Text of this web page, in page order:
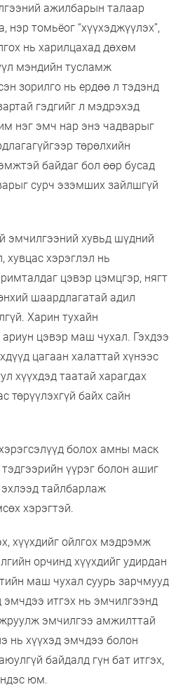
ажилбарын талаар
нэр томьёог “хүүхэджүүлэх”,
нь харилцахад дөхөм
мэндийн тусламж
зорилго нь ердөө л тэдэнд
гэдгийг л мэдрэхэд
нэг эмч нар энэ чадварыг
төрөлхийн
байдаг бол өөр бусад
сурч эзэмших зайлшгүй
эмчилгээний хувьд шүдний
хувцас хэрэглэл нь
цэвэр цэмцгэр, нягт
шаардлагатай адил
Харин тухайн
цэвэр маш чухал. Гэхдээ
цагаан халаттай хүнээс
хүүхдэд таатай харагдах
төрүүлэхгүй байх сайн
болох амны маск
үүрэг болон ашиг
тайлбарлаж
хэрэгтэй.
хүүхдийг ойлгох мэдрэмж
орчинд хүүхдийг удирдан
маш чухал суурь зарчмууд
итгэх нь эмчилгээнд
эмчилгээ амжилттай
нь хүүхэд эмчдээ болон
байдалд гүн бат итгэх,
юм.